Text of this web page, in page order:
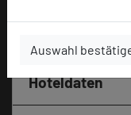
Auswahl
Hoteldaten